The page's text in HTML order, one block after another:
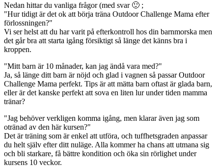
Nedan hittar du vanliga frågor (med svar 🙂 ;
"Hur tidigt är det ok att börja träna Outdoor Challenge Mama efter
förlossningen?"
Vi ser helst att du har varit på efterkontroll hos din barnmorska men
det går bra att starta igång försiktigt så länge det känns bra i
kroppen.
"Mitt barn är 10 månader, kan jag ändå vara med?"
Ja, så länge ditt barn är nöjd och glad i vagnen så passar Outdoor
Challenge Mama perfekt. Tips är att mätta barn oftast är glada barn,
eller är det kanske perfekt att sova en liten lur under tiden mamma
tränar?
"Jag behöver verkligen komma igång, men klarar även jag som
otränad av den här kursen?"
Det är träning som är enkel att utföra, och tuffhetsgraden anpassar
du helt själv efter ditt nuläge. Alla kommer ha chans att utmana sig
och bli starkare, få bättre kondition och öka sin rörlighet under
kursens 10 veckor.